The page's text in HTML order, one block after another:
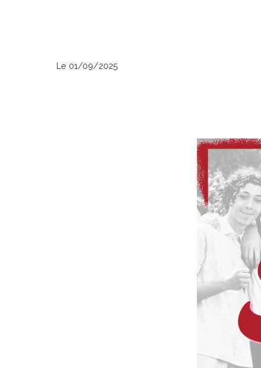
Le 01/09/2025